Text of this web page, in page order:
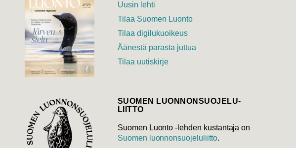
Uusin lehti
Tilaa Suomen Luonto
Tilaa digilukuoikeus
Äänestä parasta juttua
Tilaa uutiskirje
SUOMEN LUONNON­SUOJELU­
LIITTO
Suomen Luonto -lehden kustantaja on
Suomen luonnonsuojelu­liitto.